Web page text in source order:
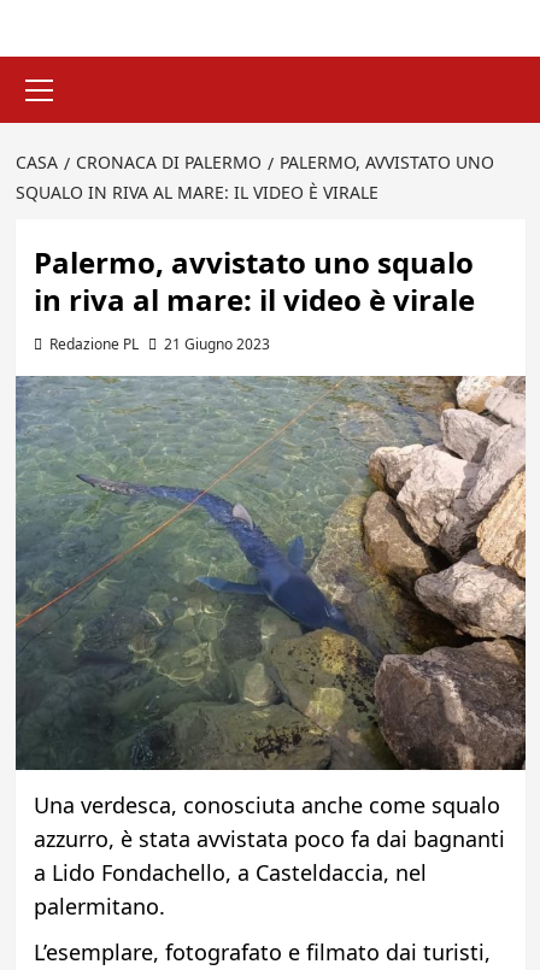
principale
CASA CRONACA DI PALERMO
PALERMO, AVVISTATO UNO
SQUALO IN RIVA AL MARE: IL VIDEO È VIRALE
Palermo, avvistato uno squalo
in riva al mare: il video è virale
Redazione PL 21 Giugno 2023
Una verdesca, conosciuta anche come squalo
azzurro, è stata avvistata poco fa dai bagnanti
a Lido Fondachello, a Casteldaccia, nel
palermitano.
L’esemplare, fotografato e filmato dai turisti,